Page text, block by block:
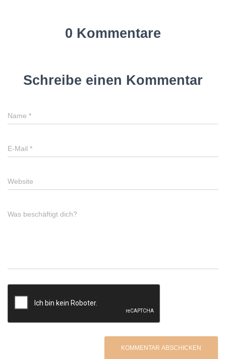
0 Kommentare
Schreibe einen Kommentar
Name *
E-Mail *
Website
Was beschäftigt dich?